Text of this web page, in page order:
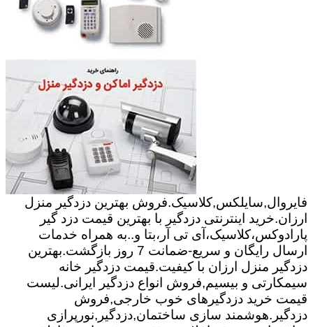
فایروال,سایلکس,کلاسیک.فروش بهترین دزدگیر منزل
ارزان.خرید اینترنتی دزدگیر با بهترین قیمت دزد گیر
پارادوکس،کلاسیک،آی تی آر،بتا و..به همراه خدمات
ارسال رایگان و سریع-ضمانت 7 روز بازگشت.بهترین
دزدگیر منزل ارزان با کیفیت.قیمت دزدگیر خانه
سیمکارتی و بیسیم,فروش انواع دزدگیر ایرانی.لیست
قیمت خرید دزدگیرهای خوب خارجی,فروش
دزدگیر.هوشمند سازی ساختمان,دزدگیر,نورپرازی